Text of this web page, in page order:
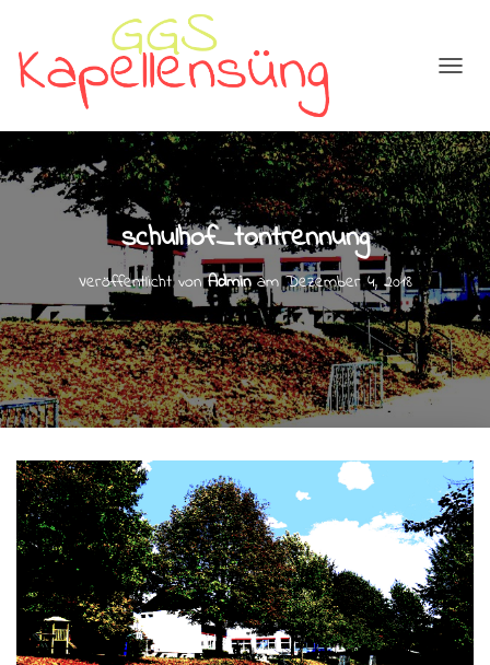
I
G
A
T
O
U
S
C
H
N
schulhof_tontrennung
Veröffentlicht vonAdminamDezember 4, 2018